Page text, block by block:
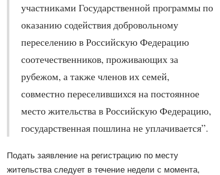
участниками Государственной программы по
оказанию содействия добровольному
переселению в Российскую Федерацию
соотечественников, проживающих за
рубежом, а также членов их семей,
совместно переселившихся на постоянное
место жительства в Российскую Федерацию,
государственная пошлина не уплачивается”.
Подать заявление на регистрацию по месту
жительства следует в течение недели с момента,